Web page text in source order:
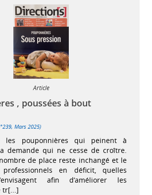
Article
, poussées à bout
Mars 2025)
les pouponnières qui peinent à
demande qui ne cesse de croître.
de place reste inchangé et le
en déficit, quelles
afin d’améliorer les
tr[...]